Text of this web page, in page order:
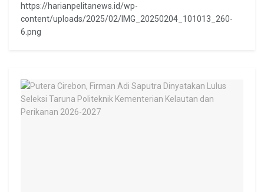
https://harianpelitanews.id/wp-
content/uploads/2025/02/IMG_20250204_101013_260-
6.png